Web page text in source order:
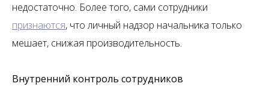
недостаточно. Более того, сами сотрудники
признаются, что личный надзор начальника только
мешает, снижая производительность.
Внутренний контроль сотрудников